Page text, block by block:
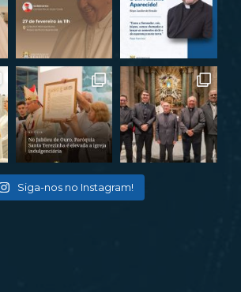
Siga-nos no Instagram!